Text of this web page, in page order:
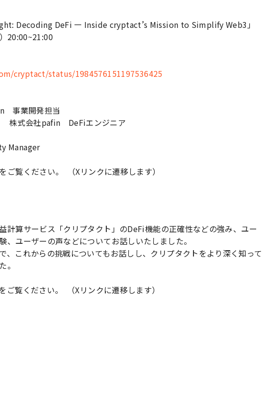
Decoding DeFi — Inside cryptact’s Mission to Simplify Web3」
20:00~21:00
cryptact/status/1984576151197536425
事業開発担当
株式会社pafin DeFiエンジニア
Manager
をご覧ください。 （Xリンクに遷移します）
計算サービス「クリプタクト」のDeFi機能の正確性などの強み、ユー
、ユーザーの声などについてお話しいたしました。
、これからの挑戦についてもお話しし、クリプタクトをより深く知って
。
ご覧ください。 （Xリンクに遷移します）